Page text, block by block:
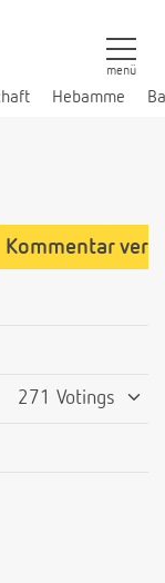
Hebamme
menü
Kommentar
271 Votings